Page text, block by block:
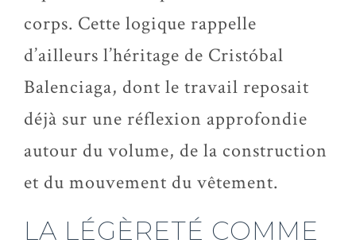
corps. Cette logique rappelle
d’ailleurs l’héritage de Cristóbal
Balenciaga, dont le travail reposait
déjà sur une réflexion approfondie
autour du volume, de la construction
et du mouvement du vêtement.
LA LÉGÈRETÉ COMME